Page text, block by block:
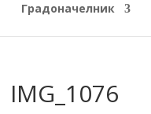
Градоначелник
IMG_1076